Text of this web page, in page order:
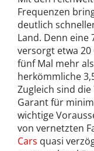
Frequenzen
deutlich
Land. Denn
versorgt etwa
fünf Mal mehr
herkömmliche
Zugleich sind
Garant für
wichtige
von vernetzten
Cars quasi